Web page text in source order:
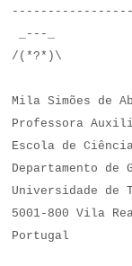
_---_
/(*?*)\
Mila Simões de
Professora
Escola de
Departamento
Universidade de
5001-800 Vila
Portugal